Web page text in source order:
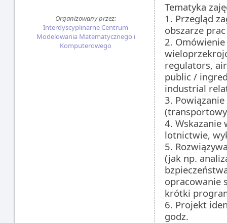
Organizowany przez:
Interdyscyplinarne Centrum
Modelowania Matematycznego i
Komputerowego
Tematyka
1. Przegląd
obszarze
2.
regulators,
public /
industrial
3.
4. Wskazanie
lotnictwie,
5.
(jak np.
opracowanie
krótki
6. Projekt
godz.